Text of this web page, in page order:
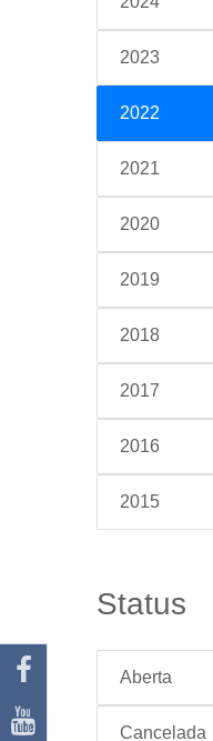
2023
2022
2021
2020
2019
2018
2017
2016
2015
Status
Aberta
Cancelada